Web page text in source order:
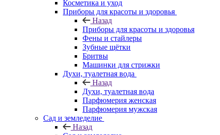
Косметика и уход
Приборы для красоты и здоровья
Назад
Приборы для красоты и здоровья
Фены и стайлеры
Зубные щётки
Бритвы
Машинки для стрижки
Духи, туалетная вода
Назад
Духи, туалетная вода
Парфюмерия женская
Парфюмерия мужская
Сад и земледелие
Назад